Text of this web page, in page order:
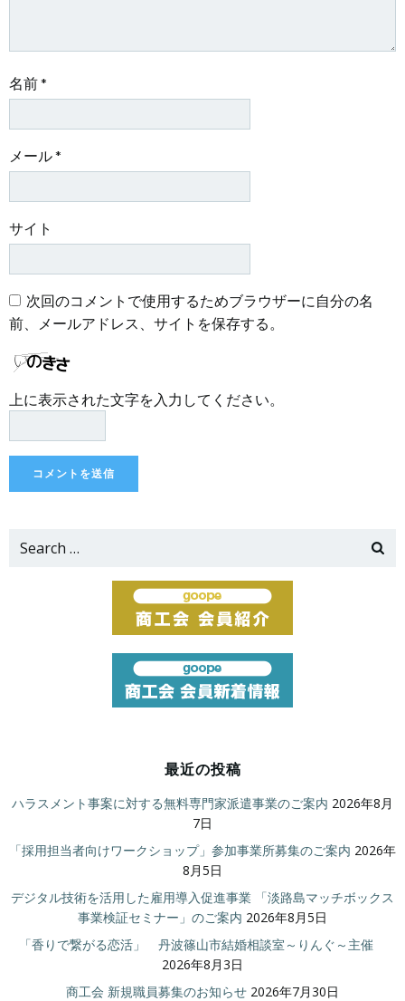
名前*
メール*
サイト
次回のコメントで使用するためブラウザーに自分の名
前、メールアドレス、サイトを保存する。
上に表示された文字を入力してください。
Search
最近の投稿
ハラスメント事案に対する無料専門家派遣事業のご案内 2026年8月
7日
「採用担当者向けワークショップ」参加事業所募集のご案内 2026年
8月5日
デジタル技術を活用した雇用導入促進事業 「淡路島マッチボックス
事業検証セミナー」のご案内 2026年8月5日
「香りで繋がる恋活」 丹波篠山市結婚相談室～りんぐ～主催
2026年8月3日
商工会 新規職員募集のお知らせ 2026年7月30日